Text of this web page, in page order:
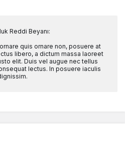
Reddi Beyanı:
quis ornare non, posuere at
libero, a dictum massa laoreet
elit. Duis vel augue nec tellus
lectus. In posuere iaculis